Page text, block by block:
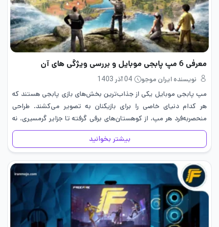
معرفی 6 مپ پابجی موبایل و بررسی ویژگی های آن
نویسنده ایران موجو
04 آذر 1403
مپ پابجی موبایل یکی از جذاب‌ترین بخش‌های بازی پابجی هستند که
هر کدام دنیای خاصی را برای بازیکنان به تصویر می‌کشند. طراحی
منحصر‌به‌فرد هر مپ، از کوهستان‌های برفی گرفته تا جزایر گرمسیری، نه
تنها چالش‌های جدیدی را پیش روی بازیکنان…
بیشتر بخوانید